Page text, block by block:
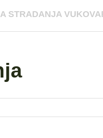
STRADANJA